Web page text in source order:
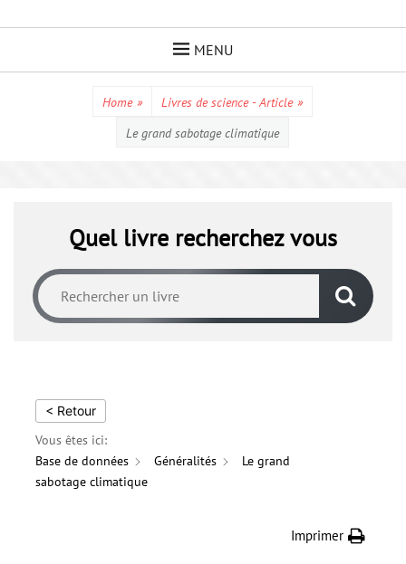
MENU
Home » Livres de science - Article »
Le grand sabotage climatique
Quel livre recherchez vous
< Retour
Vous êtes ici:
Base de données
Généralités
Le grand
sabotage climatique
Imprimer